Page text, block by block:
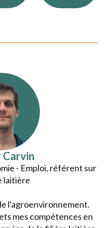
- Emploi, référent sur
laitière
l'agroenvironnement.
mes compétences en